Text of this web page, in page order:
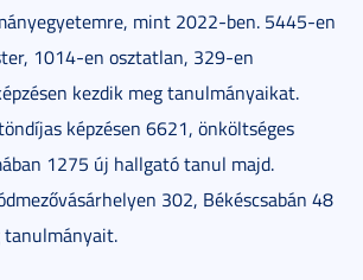
mint 2022-ben. 5445-en
1014-en osztatlan, 329-en
kezdik meg tanulmányaikat.
képzésen 6621, önköltséges
1275 új hallgató tanul majd.
302, Békéscsabán 48
tanulmányait.